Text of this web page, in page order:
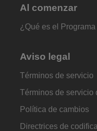
Al comenzar
¿Qué es el
Aviso legal
Términos de servicio
Términos de servicio
Política de cambios
Directrices de